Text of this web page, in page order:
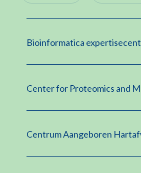
Bioinformatica
Center for Proteomics and
Centrum Aangeboren